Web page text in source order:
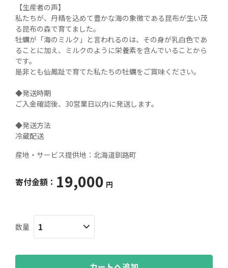
【生産者の声】
私たちが、丹精を込めて豊かな海の象徴である昆布が生い茂
る昆布の森で育てました。
牡蠣が「海のミルク」と言われるのは、その身が乳白色であ
ることに加え、ミルクのように栄養素を含んでいることから
です。
是非とも仙鳳趾で育てた私たちの牡蠣をご賞味ください。
◆発送時期
ご入金確認後、30営業日以内に発送します。
◆発送方法
冷蔵配送
産地・サービス提供地： 北海道釧路町
寄付金額： 19,000 円
数量